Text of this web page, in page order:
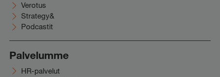
Verotus
Strategy&
Podcastit
Palvelumme
HR-palvelut